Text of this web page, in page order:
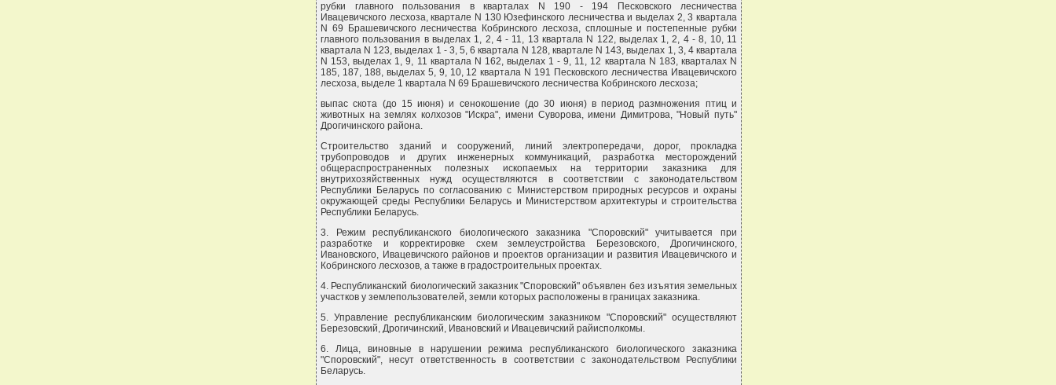
рубки главного пользования в кварталах N 190 - 194 Песковского лесничества
Ивацевичского лесхоза, квартале N 130 Юзефинского лесничества и выделах 2, 3 квартала
N 69 Брашевичского лесничества Кобринского лесхоза, сплошные и постепенные рубки
главного пользования в выделах 1, 2, 4 - 11, 13 квартала N 122, выделах 1, 2, 4 - 8, 10, 11
квартала N 123, выделах 1 - 3, 5, 6 квартала N 128, квартале N 143, выделах 1, 3, 4 квартала
N 153, выделах 1, 9, 11 квартала N 162, выделах 1 - 9, 11, 12 квартала N 183, кварталах N
185, 187, 188, выделах 5, 9, 10, 12 квартала N 191 Песковского лесничества Ивацевичского
лесхоза, выделе 1 квартала N 69 Брашевичского лесничества Кобринского лесхоза;
выпас скота (до 15 июня) и сенокошение (до 30 июня) в период размножения птиц и
животных на землях колхозов "Искра", имени Суворова, имени Димитрова, "Новый путь"
Дрогичинского района.
Строительство зданий и сооружений, линий электропередачи, дорог, прокладка
трубопроводов и других инженерных коммуникаций, разработка месторождений
общераспространенных полезных ископаемых на территории заказника для
внутрихозяйственных нужд осуществляются в соответствии с законодательством
Республики Беларусь по согласованию с Министерством природных ресурсов и охраны
окружающей среды Республики Беларусь и Министерством архитектуры и строительства
Республики Беларусь.
3. Режим республиканского биологического заказника "Споровский" учитывается при
разработке и корректировке схем землеустройства Березовского, Дрогичинского,
Ивановского, Ивацевичского районов и проектов организации и развития Ивацевичского и
Кобринского лесхозов, а также в градостроительных проектах.
4. Республиканский биологический заказник "Споровский" объявлен без изъятия земельных
участков у землепользователей, земли которых расположены в границах заказника.
5. Управление республиканским биологическим заказником "Споровский" осуществляют
Березовский, Дрогичинский, Ивановский и Ивацевичский райисполкомы.
6. Лица, виновные в нарушении режима республиканского биологического заказника
"Споровский", несут ответственность в соответствии с законодательством Республики
Беларусь.